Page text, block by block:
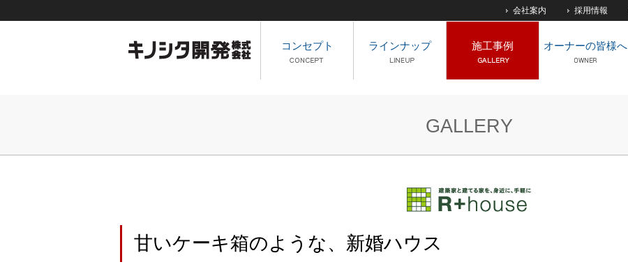
会社案内 採用情報
コンセプト ラインナップ 施工事例 オーナーの皆様へ
GALLERY
甘いケーキ箱のような、新婚ハウス